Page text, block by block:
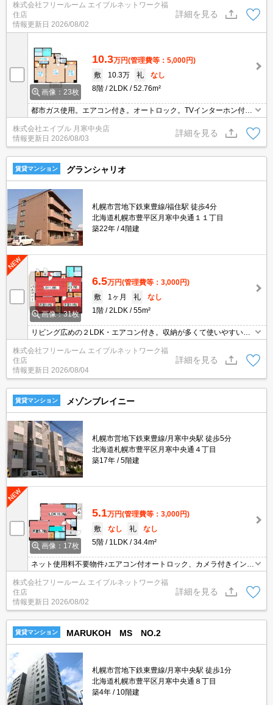
株式会社フリールーム エイブルネットワーク福
住店
情報更新日 2026/08/02
詳細を見る
画像：23枚
10.3万円(管理費等：5,000円)
敷
10.3万 礼
なし
8階
2LDK 52.76m²
都市ガス使用。エアコン付き。オートロック。TVインターホン付
き。シャワー付独立洗面台。温水洗浄便座付き。浴室乾燥機付。シ
ステムキッチン。ロードヒーティング。初期費用カード払い可。
株式会社エイブル 月寒中央店
情報更新日 2026/08/03
詳細を見る
賃貸マンション グランシャリオ
札幌市営地下鉄東豊線/福住駅 徒歩4分
北海道札幌市豊平区月寒中央通１１丁目
築22年
4階建
画像：31枚
6.5万円(管理費等：3,000円)
敷
1ヶ月 礼
なし
1階
2LDK 55m²
リビング広めの２LDK・エアコン付き。収納が多くて使いやすい間
取りです！
株式会社フリールーム エイブルネットワーク福
住店
情報更新日 2026/08/04
詳細を見る
賃貸マンション メゾンブレイニー
札幌市営地下鉄東豊線/月寒中央駅 徒歩5分
北海道札幌市豊平区月寒中央通４丁目
築17年
5階建
画像：17枚
5.1万円(管理費等：3,000円)
敷
なし 礼
なし
5階
1LDK 34.4m²
ネット使用料不要物件♪エアコン付オートロック、カメラ付きインタ
ーフォンで安心♪
株式会社フリールーム エイブルネットワーク福
住店
情報更新日 2026/08/02
詳細を見る
賃貸マンション MARUKOH MS NO.2
札幌市営地下鉄東豊線/月寒中央駅 徒歩1分
北海道札幌市豊平区月寒中央通８丁目
築4年
10階建